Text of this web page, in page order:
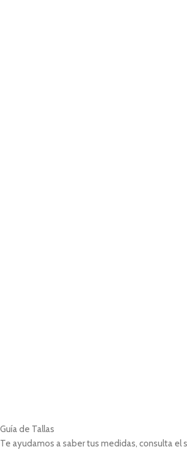
Guía de Tallas
Te ayudamos a saber tus medidas, consulta el